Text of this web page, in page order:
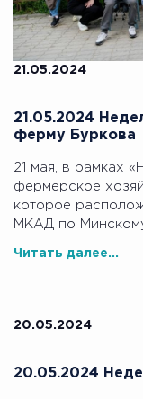
21.05.2024
21.05.2024
ферму Буркова
21 мая, в рамках
фермерское
которое
МКАД по
Читать далее...
20.05.2024
20.05.2024